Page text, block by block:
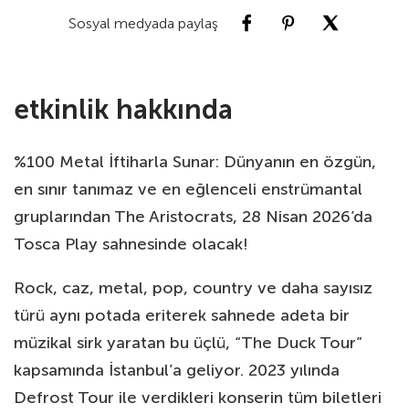
Sosyal medyada paylaş
etkinlik hakkında
%100 Metal İftiharla Sunar: Dünyanın en özgün,
en sınır tanımaz ve en eğlenceli enstrümantal
gruplarından The Aristocrats, 28 Nisan 2026’da
Tosca Play sahnesinde olacak!
Rock, caz, metal, pop, country ve daha sayısız
türü aynı potada eriterek sahnede adeta bir
müzikal sirk yaratan bu üçlü, “The Duck Tour”
kapsamında İstanbul’a geliyor. 2023 yılında
Defrost Tour ile verdikleri konserin tüm biletleri